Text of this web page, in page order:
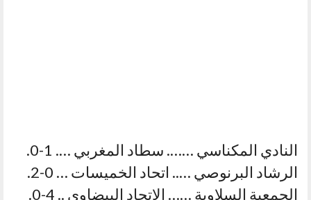
النادي المكناسي ……. سطاد المغربي …. 1-0.
الرشاد البرنوصي ….. اتحاد الخميسات … 0-2.
الجمعية السلاوية …… الاتحاد البيضاوي .. 4-0.